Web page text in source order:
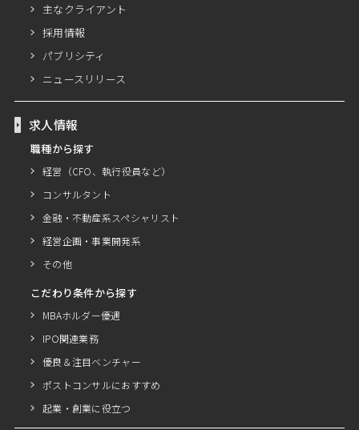
主なクライアント
採用情報
パブリシティ
ニュースリリース
求人情報
職種から探す
経営（CFO、執行役員など）
コンサルタント
金融・不動産系スペシャリスト
経営企画・事業開発系
その他
こだわり条件から探す
MBAホルダー優遇
IPO関連業務
優良＆注目ベンチャー
ポストコンサルにおすすめ
起業・創業に役立つ